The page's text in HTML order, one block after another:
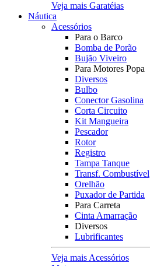
Veja mais Garatéias
Náutica
Acessórios
Para o Barco
Bomba de Porão
Bujão Viveiro
Para Motores Popa
Diversos
Bulbo
Conector Gasolina
Corta Circuito
Kit Mangueira
Pescador
Rotor
Registro
Tampa Tanque
Transf. Combustível
Orelhão
Puxador de Partida
Para Carreta
Cinta Amarração
Diversos
Lubrificantes
Veja mais Acessórios